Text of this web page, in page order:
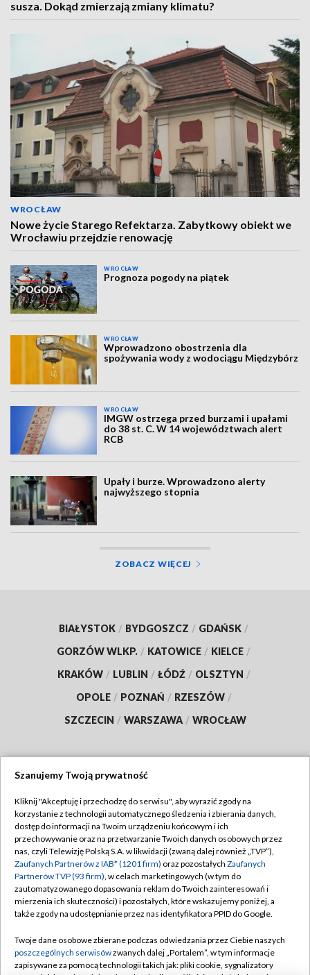
susza. Dokąd zmierzają zmiany klimatu?
WROCŁAW
Nowe życie Starego Refektarza. Zabytkowy obiekt we
Wrocławiu przejdzie renowację
WROCŁAW
Prognoza pogody na piątek
WROCŁAW
Wprowadzono obostrzenia dla
spożywania wody z wodociągu Międzybórz
WROCŁAW
IMGW ostrzega przed burzami i upałami
do 38 st. C. W 14 województwach alert
RCB
Upały i burze. Wprowadzono alerty
najwyższego stopnia
ZOBACZ WIĘCEJ
BIAŁYSTOK / BYDGOSZCZ / GDAŃSK /
GORZÓW WLKP. / KATOWICE / KIELCE /
KRAKÓW / LUBLIN / ŁÓDŹ / OLSZTYN /
OPOLE / POZNAŃ / RZESZÓW /
SZCZECIN / WARSZAWA / WROCŁAW
TVP
Abonament TVP
Emisja w TVP
Centrum informacji TVP
Naziemna Telewizja Cyfrowa
Rada Programowa
Regulamin TVP
Polityka prywatności
Moje zgody
Pomoc
Kontakt
Szanujemy Twoją prywatność
Kliknij "Akceptuję i przechodzę do serwisu", aby wyrazić zgody na
korzystanie z technologii automatycznego śledzenia i zbierania danych,
dostęp do informacji na Twoim urządzeniu końcowym i ich
przechowywanie oraz na przetwarzanie Twoich danych osobowych przez
nas, czyli Telewizję Polską S.A. w likwidacji (zwaną dalej również „TVP”),
Zaufanych Partnerów z IAB* (1201 firm) oraz pozostałych Zaufanych
Partnerów TVP (93 firm), w celach marketingowych (w tym do
zautomatyzowanego dopasowania reklam do Twoich zainteresowań i
mierzenia ich skuteczności) i pozostałych, które wskazujemy poniżej, a
także zgody na udostępnianie przez nas identyfikatora PPID do Google.
Twoje dane osobowe zbierane podczas odwiedzania przez Ciebie naszych
poszczególnych serwisówzwanych dalej „Portalem”, w tym informacje
zapisywane za pomocą technologii takich jak: pliki cookie, sygnalizatory